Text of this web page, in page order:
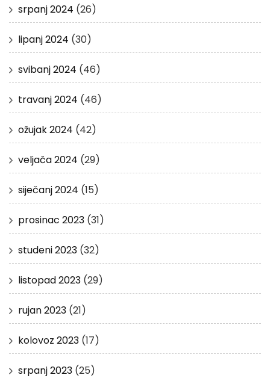
srpanj 2024 (26)
lipanj 2024 (30)
svibanj 2024 (46)
travanj 2024 (46)
ožujak 2024 (42)
veljača 2024 (29)
siječanj 2024 (15)
prosinac 2023 (31)
studeni 2023 (32)
listopad 2023 (29)
rujan 2023 (21)
kolovoz 2023 (17)
srpanj 2023 (25)